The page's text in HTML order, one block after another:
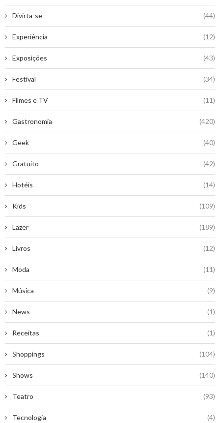
Divirta-se (44)
Experiência (12)
Exposições (43)
Festival (34)
Filmes e TV (11)
Gastronomia (420)
Geek (40)
Gratuito (42)
Hotéis (14)
Kids (109)
Lazer (189)
Livros (12)
Moda (11)
Música (9)
News (1)
Receitas (1)
Shoppings (104)
Shows (140)
Teatro (93)
Tecnologia (4)